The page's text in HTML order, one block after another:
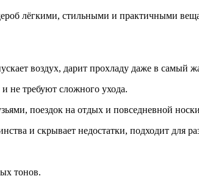
лёгкими, стильными и
воздух, дарит прохладу даже в самый
не требуют сложного ухода.
поездок на отдых и повседневной
и скрывает недостатки, подходит для
тонов.